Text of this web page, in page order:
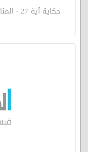
حكاية آية 27 - المنافق المفسد